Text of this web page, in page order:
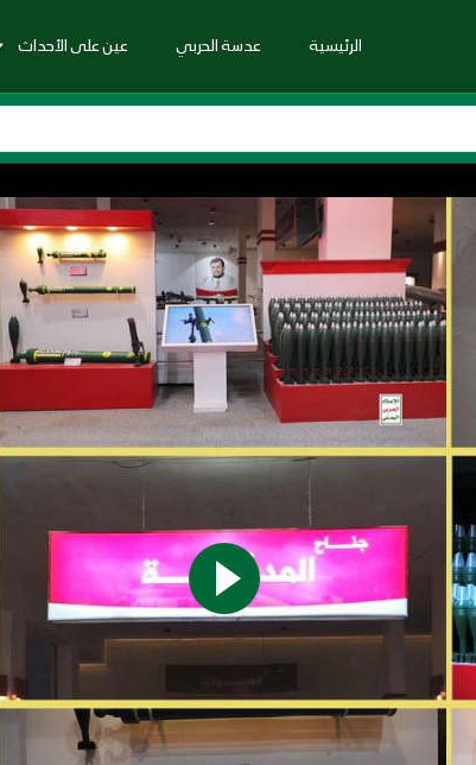
الرئيسية عدسة الحربي عين على الأحداث